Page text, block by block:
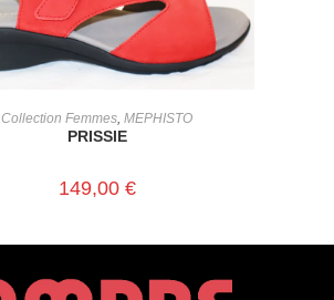
CHOIX DES OPTIONS
Collection Femmes MEPHISTO
PRISSIE
149,00 €